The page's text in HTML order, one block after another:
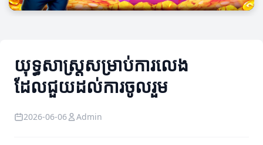
យុទ្ធសាស្រ្តសម្រាប់ការលេង
ដែលជួយដល់ការចូលរួម
2026-06-06 Admin